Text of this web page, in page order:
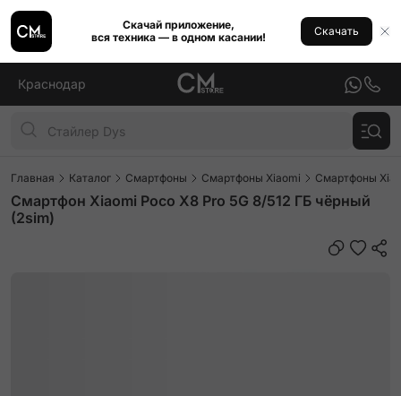
Скачай приложение,
вся техника — в одном касании!
Скачать
Краснодар
Главная Каталог Смартфоны Смартфоны Xiaomi Смартфоны
Смартфон Xiaomi Poco X8 Pro 5G 8/512 ГБ чёрный
(2sim)